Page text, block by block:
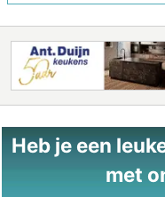
Heb je een
met